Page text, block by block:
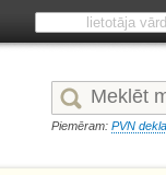
Piemēram: PVN